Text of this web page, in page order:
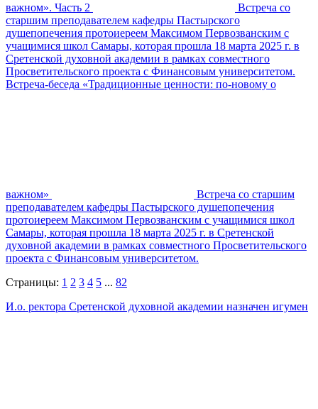
важном». Часть 2
Встреча со
старшим преподавателем кафедры Пастырского
душепопечения протоиереем Максимом Первозванским с
учащимися школ Самары, которая прошла 18 марта 2025 г. в
Сретенской духовной академии в рамках совместного
Просветительского проекта с Финансовым университетом.
Встреча-беседа «Традиционные ценности: по-новому о
важном»
Встреча со старшим
преподавателем кафедры Пастырского душепопечения
протоиереем Максимом Первозванским с учащимися школ
Самары, которая прошла 18 марта 2025 г. в Сретенской
духовной академии в рамках совместного Просветительского
проекта с Финансовым университетом.
Страницы: 1 2 3 4 5 ... 82
И.о. ректора Сретенской духовной академии назначен игумен